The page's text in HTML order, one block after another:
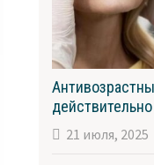
21 июля, 2025